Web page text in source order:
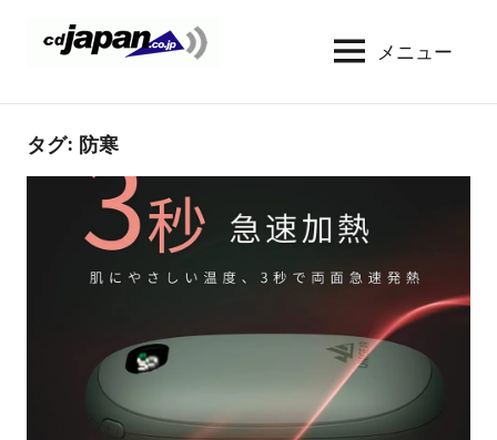
ン
CDJapan
Rental
レ
ン
タ
ル
報
考
メニュー
タグ: 防寒